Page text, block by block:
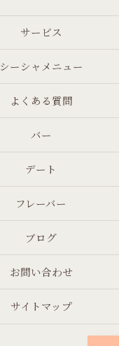
サービス
シーシャメニュー
よくある質問
バー
デート
フレーバー
ブログ
お問い合わせ
サイトマップ